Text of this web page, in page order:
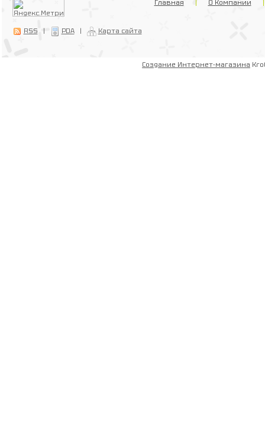
RSS | PDA | Карта сайта
Главная О Компании
Создание Интернет-магазина